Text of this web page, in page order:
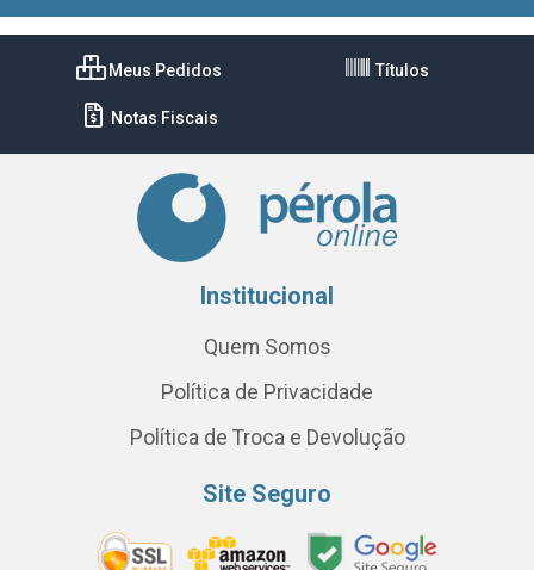
Meus Pedidos Títulos
Notas Fiscais
Institucional
Quem Somos
Política de Privacidade
Política de Troca e Devolução
Site Seguro